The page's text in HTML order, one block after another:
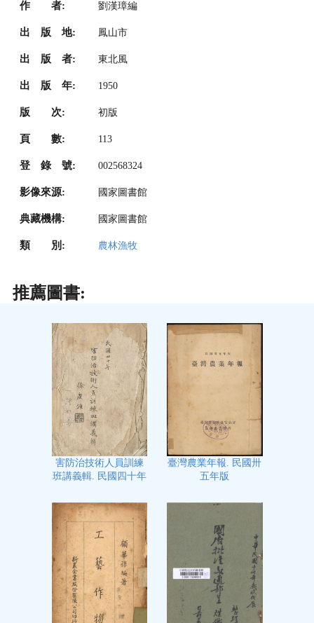
作 者: 劉漢璋編
出 版 地: 鳳山市
出 版 者: 東北風
出 版 年: 1950
版 次: 初版
頁 數: 113
登 錄 號: 002568324
影像來源: 國家圖書館
典藏機構: 國家圖書館
類 別: 農林漁牧
推薦圖書:
害防治技術人員訓練
班講義輯. 民國四十年
臺灣農業年報. 民國卅
五年版